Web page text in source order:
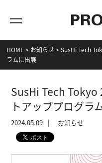
HOME> お知らせ >SusHi Tech
ラムに出展
SusHi Tech Tokyo
トアッププログラ
2024.05.09 お知らせ